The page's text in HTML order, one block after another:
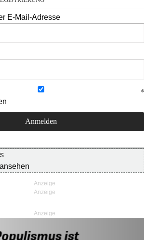
E-Mail-Adresse
Anzeige